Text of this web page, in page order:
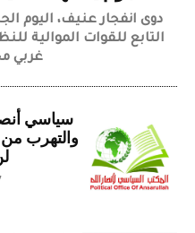
دوى انفجار عنيف، اليوم
التابع للقوات الموالية
غربي
سياسي
والتهرب
7